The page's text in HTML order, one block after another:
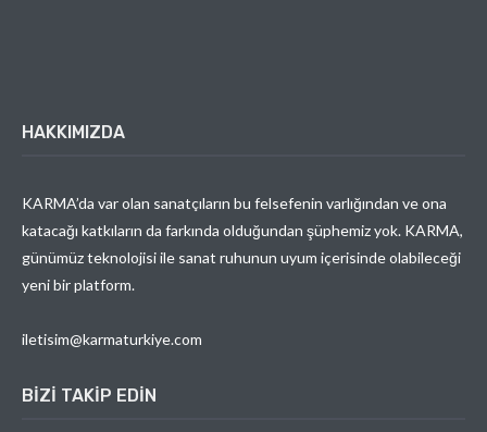
HAKKIMIZDA
KARMA’da var olan sanatçıların bu felsefenin varlığından ve ona
katacağı katkıların da farkında olduğundan şüphemiz yok. KARMA,
günümüz teknolojisi ile sanat ruhunun uyum içerisinde olabileceği
yeni bir platform.
iletisim@karmaturkiye.com
BIZI TAKIP EDIN